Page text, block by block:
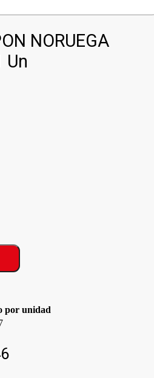
NORUEGA
Un
por unidad